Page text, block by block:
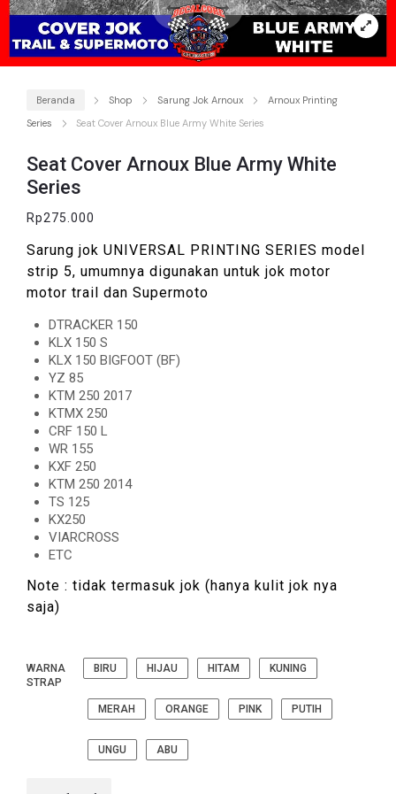
Beranda Shop Sarung Jok Arnoux
Arnoux Printing
Series
Seat Cover Arnoux Blue Army White Series
Seat Cover Arnoux Blue Army White
Series
Rp275.000
Sarung jok UNIVERSAL PRINTING SERIES model
strip 5, umumnya digunakan untuk jok motor
motor trail dan Supermoto
DTRACKER 150
KLX 150 S
KLX 150 BIGFOOT (BF)
YZ 85
KTM 250 2017
KTMX 250
CRF 150 L
WR 155
KXF 250
KTM 250 2014
TS 125
KX250
VIARCROSS
ETC
Note : tidak termasuk jok (hanya kulit jok nya
saja)
WARNA
STRAP
BIRU HIJAU HITAM KUNING
MERAH ORANGE PINK PUTIH
UNGU ABU